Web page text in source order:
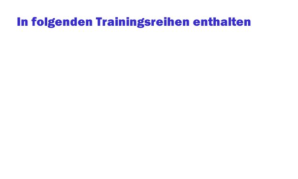
In folgenden Trainingsreihen enthalten